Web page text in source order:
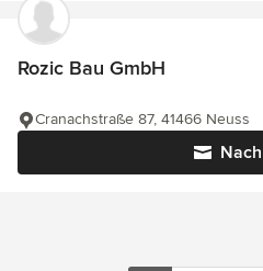
Rozic Bau GmbH
Cranachstraße 87, 41466 Neuss